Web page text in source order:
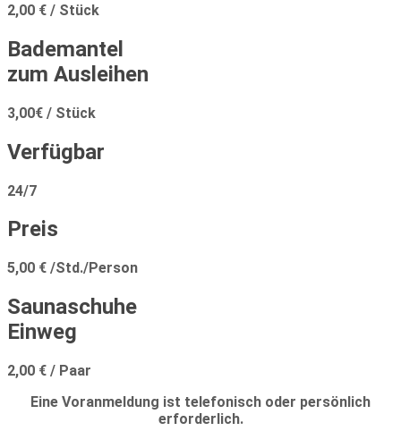
2,00 € / Stück
Bademantel
zum Ausleihen
3,00€ / Stück
Verfügbar
24/7
Preis
5,00 € /Std./Person
Saunaschuhe
Einweg
2,00 € / Paar
Eine Voranmeldung ist telefonisch oder persönlich
erforderlich.